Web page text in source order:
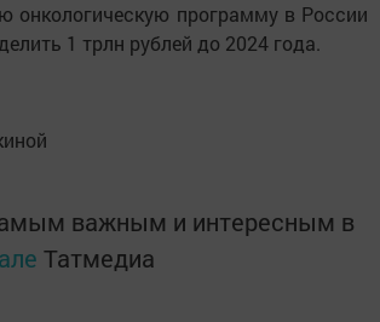
онкологическую программу в России
1 трлн рублей до 2024 года.
важным и интересным в
Татмедиа